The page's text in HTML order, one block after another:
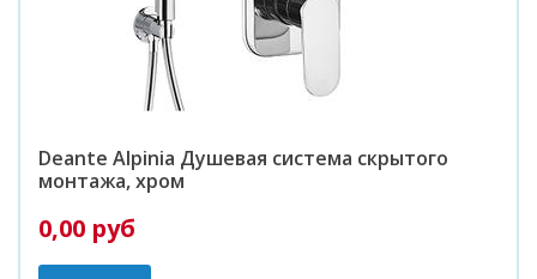
Deante Alpinia Душевая система скрытого
монтажа, хром
0,00 руб